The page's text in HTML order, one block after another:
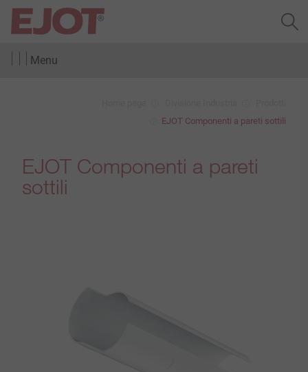
Menu
EJOT Componenti a pareti sottili
EJOT Componenti a pareti
sottili